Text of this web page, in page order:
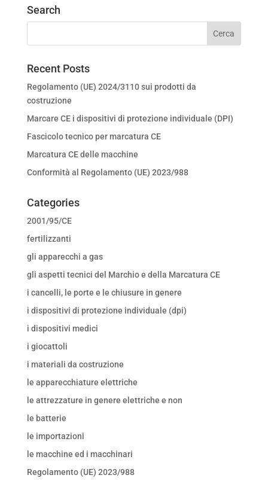
Search
Recent Posts
Regolamento (UE) 2024/3110 sui prodotti da
costruzione
Marcare CE i dispositivi di protezione individuale (DPI)
Fascicolo tecnico per marcatura CE
Marcatura CE delle macchine
Conformità al Regolamento (UE) 2023/988
Categories
2001/95/CE
fertilizzanti
gli apparecchi a gas
gli aspetti tecnici del Marchio e della Marcatura CE
i cancelli, le porte e le chiusure in genere
i dispositivi di protezione individuale (dpi)
i dispositivi medici
i giocattoli
i materiali da costruzione
le apparecchiature elettriche
le attrezzature in genere elettriche e non
le batterie
le importazioni
le macchine ed i macchinari
Regolamento (UE) 2023/988